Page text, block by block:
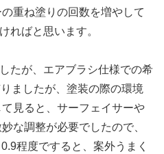
重ね塗りの回数を増やして
ればと思います。
たが、エアブラシ仕様での希
ましたが、塗装の際の環境
見ると、サーフェイサーや
な調整が必要でしたので、
程度ですると、案外うまく